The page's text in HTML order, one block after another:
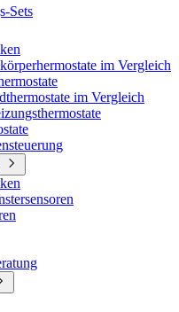
Sets
im Vergleich
im Vergleich